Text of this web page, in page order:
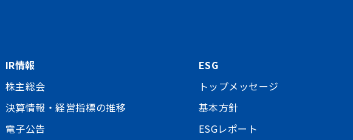
IR情報
株主総会
決算情報・経営指標の推移
電子公告
ESG
トップメッセージ
基本方針
ESGレポート